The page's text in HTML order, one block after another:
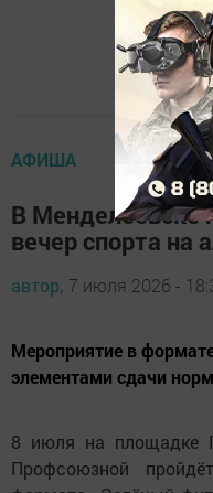
АФИША
В Менделеевске
вечер спорта на
автор, 7 июля 2026 -
Мероприятие в
элементами сдачи
8 июля на площадке
Профсоюзной